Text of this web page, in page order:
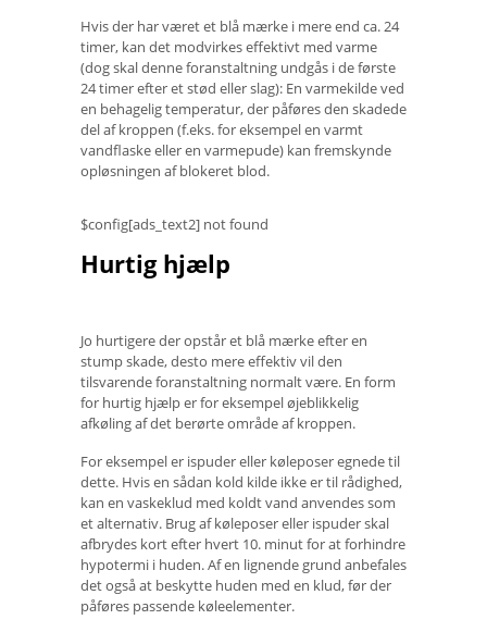
Hvis der har været et blå mærke i mere end ca. 24
timer, kan det modvirkes effektivt med varme
(dog skal denne foranstaltning undgås i de første
24 timer efter et stød eller slag): En varmekilde ved
en behagelig temperatur, der påføres den skadede
del af kroppen (f.eks. for eksempel en varmt
vandflaske eller en varmepude) kan fremskynde
opløsningen af ​​blokeret blod.
$config[ads_text2] not found
Hurtig hjælp
Jo hurtigere der opstår et blå mærke efter en
stump skade, desto mere effektiv vil den
tilsvarende foranstaltning normalt være. En form
for hurtig hjælp er for eksempel øjeblikkelig
afkøling af det berørte område af kroppen.
For eksempel er ispuder eller køleposer egnede til
dette. Hvis en sådan kold kilde ikke er til rådighed,
kan en vaskeklud med koldt vand anvendes som
et alternativ. Brug af køleposer eller ispuder skal
afbrydes kort efter hvert 10. minut for at forhindre
hypotermi i huden. Af en lignende grund anbefales
det også at beskytte huden med en klud, før der
påføres passende køleelementer.